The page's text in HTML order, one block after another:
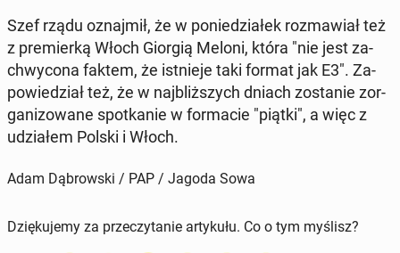
Szef rządu oznaj­mił, że w po­nie­dzia­łek roz­ma­wiał też
z pre­mier­ką Włoch Giorgią Meloni, która "nie jest za­
chwy­co­na faktem, że ist­nie­je taki format jak E3". Za­
po­wie­dział też, że w naj­bliż­szych dniach zo­sta­nie zor­
ga­ni­zo­wa­ne spo­tka­nie w for­ma­cie "piątki", a więc z
udzia­łem Polski i Włoch.
Adam Dąbrowski / PAP / Jagoda Sowa
Dziękujemy za przeczytanie artykułu. Co o tym myślisz?